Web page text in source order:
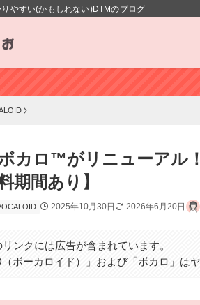
やすい(かもしれない)DTMのブログ
カロ™がリニューアル
期間あり】
2025年10月30日 2026年6月20日
ンクには広告が含まれています。
（ボーカロイド）」および「ボカロ」は